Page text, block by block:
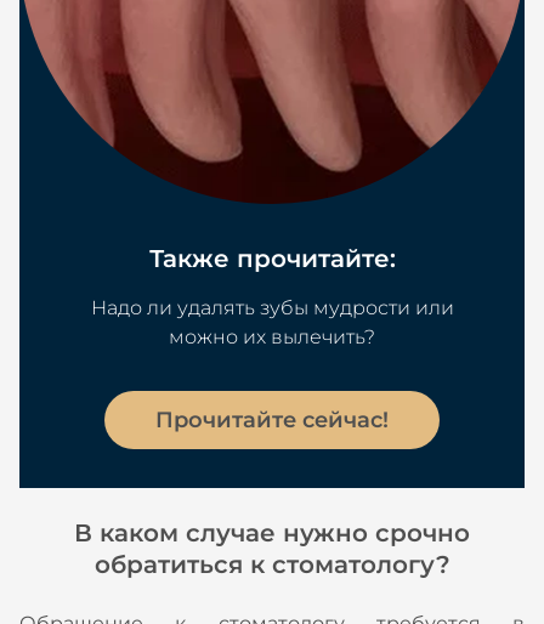
Также прочитайте:
Надо ли удалять зубы мудрости или
можно их вылечить?
Прочитайте сейчас!
В каком случае нужно срочно
обратиться к стоматологу?